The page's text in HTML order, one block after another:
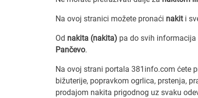
Na ovoj stranici možete pronaći nakiti
Od nakita (nakita) pa do svih informacija
Pančevo.
Na ovoj strani portala 381info.com ćete
bižuterije, popravkom ogrlica, prstenja,
prodajom nakita prigodnog uz svaku